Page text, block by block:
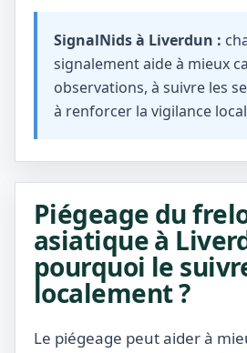
SignalNids à Liverdun :
signalement aide à mieux
observations, à suivre les
à renforcer la vigilance
Piégeage du
asiatique à
pourquoi le
localement ?
Le piégeage peut aider à